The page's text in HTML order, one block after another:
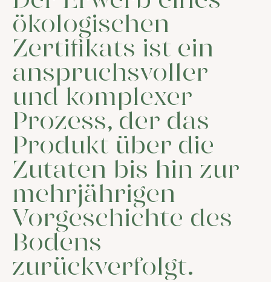
ökologischen
Zertifikats ist ein
anspruchsvoller
und komplexer
Prozess, der das
Produkt über die
Zutaten bis hin zur
mehrjährigen
Vorgeschichte des
Bodens
zurückverfolgt.